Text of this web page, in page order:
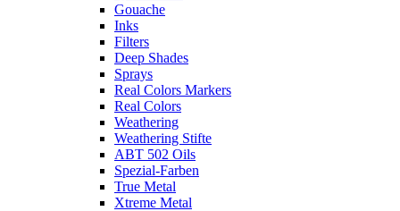
Gouache
Inks
Filters
Deep Shades
Sprays
Real Colors Markers
Real Colors
Weathering
Weathering Stifte
ABT 502 Oils
Spezial-Farben
True Metal
Xtreme Metal